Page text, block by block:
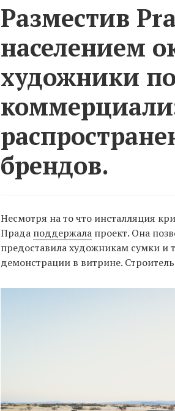
Разместив
населением
художники
брендов.
Несмотря на то что инсталляция
Прада поддержала проект. Она
предоставила художникам сумки и
демонстрации в витрине.